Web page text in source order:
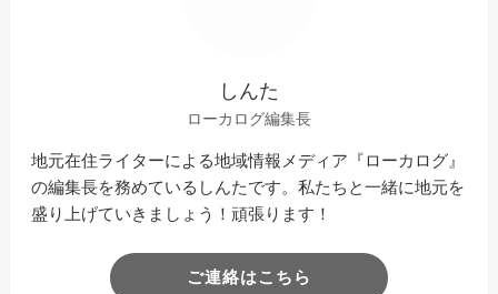
しんた
ローカログ編集長
地元在住ライターによる地域情報メディア『ローカログ』
の編集長を務めているしんたです。私たちと一緒に地元を
盛り上げていきましょう！頑張ります！
ご連絡はこちら